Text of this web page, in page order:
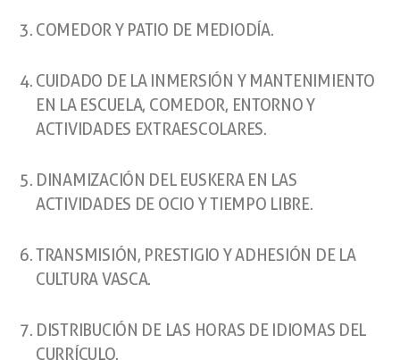
COMEDOR Y PATIO DE MEDIODÍA.
CUIDADO DE LA INMERSIÓN Y MANTENIMIENTO
EN LA ESCUELA, COMEDOR, ENTORNO Y
ACTIVIDADES EXTRAESCOLARES.
DINAMIZACIÓN DEL EUSKERA EN LAS
ACTIVIDADES DE OCIO Y TIEMPO LIBRE.
TRANSMISIÓN, PRESTIGIO Y ADHESIÓN DE LA
CULTURA VASCA.
DISTRIBUCIÓN DE LAS HORAS DE IDIOMAS DEL
CURRÍCULO.